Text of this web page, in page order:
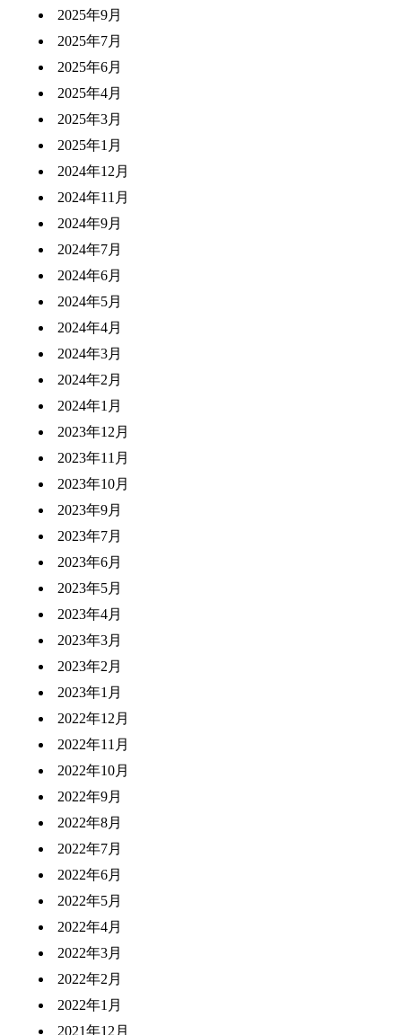
2025年9月
2025年7月
2025年6月
2025年4月
2025年3月
2025年1月
2024年12月
2024年11月
2024年9月
2024年7月
2024年6月
2024年5月
2024年4月
2024年3月
2024年2月
2024年1月
2023年12月
2023年11月
2023年10月
2023年9月
2023年7月
2023年6月
2023年5月
2023年4月
2023年3月
2023年2月
2023年1月
2022年12月
2022年11月
2022年10月
2022年9月
2022年8月
2022年7月
2022年6月
2022年5月
2022年4月
2022年3月
2022年2月
2022年1月
2021年12月